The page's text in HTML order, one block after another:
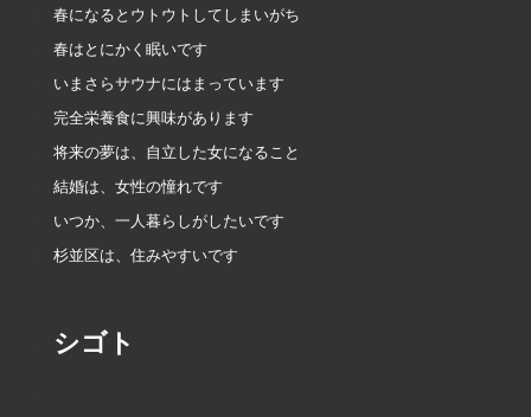
春になるとウトウトしてしまいがち
春はとにかく眠いです
いまさらサウナにはまっています
完全栄養食に興味があります
将来の夢は、自立した女になること
結婚は、女性の憧れです
いつか、一人暮らしがしたいです
杉並区は、住みやすいです
シゴト